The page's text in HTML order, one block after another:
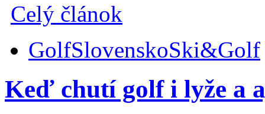
Celý článok
GolfSlovenskoSki&Golf
Keď chutí golf i lyže a